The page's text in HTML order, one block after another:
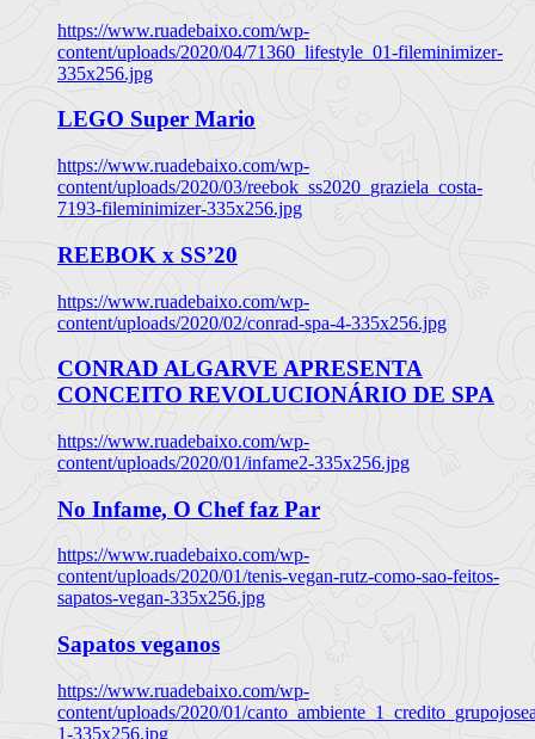
https://www.ruadebaixo.com/wp-
content/uploads/2020/04/71360_lifestyle_01-fileminimizer-
335x256.jpg
LEGO Super Mario
https://www.ruadebaixo.com/wp-
content/uploads/2020/03/reebok_ss2020_graziela_costa-
7193-fileminimizer-335x256.jpg
REEBOK x SS’20
https://www.ruadebaixo.com/wp-
content/uploads/2020/02/conrad-spa-4-335x256.jpg
CONRAD ALGARVE APRESENTA
CONCEITO REVOLUCIONÁRIO DE SPA
https://www.ruadebaixo.com/wp-
content/uploads/2020/01/infame2-335x256.jpg
No Infame, O Chef faz Par
https://www.ruadebaixo.com/wp-
content/uploads/2020/01/tenis-vegan-rutz-como-sao-feitos-
sapatos-vegan-335x256.jpg
Sapatos veganos
https://www.ruadebaixo.com/wp-
content/uploads/2020/01/
1-335x256.jpg